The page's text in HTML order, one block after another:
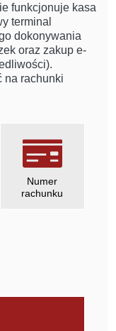
funkcjonuje kasa
terminal
dokonywania
oraz zakup e-
na rachunki
Numer
rachunku
w nowym oknie